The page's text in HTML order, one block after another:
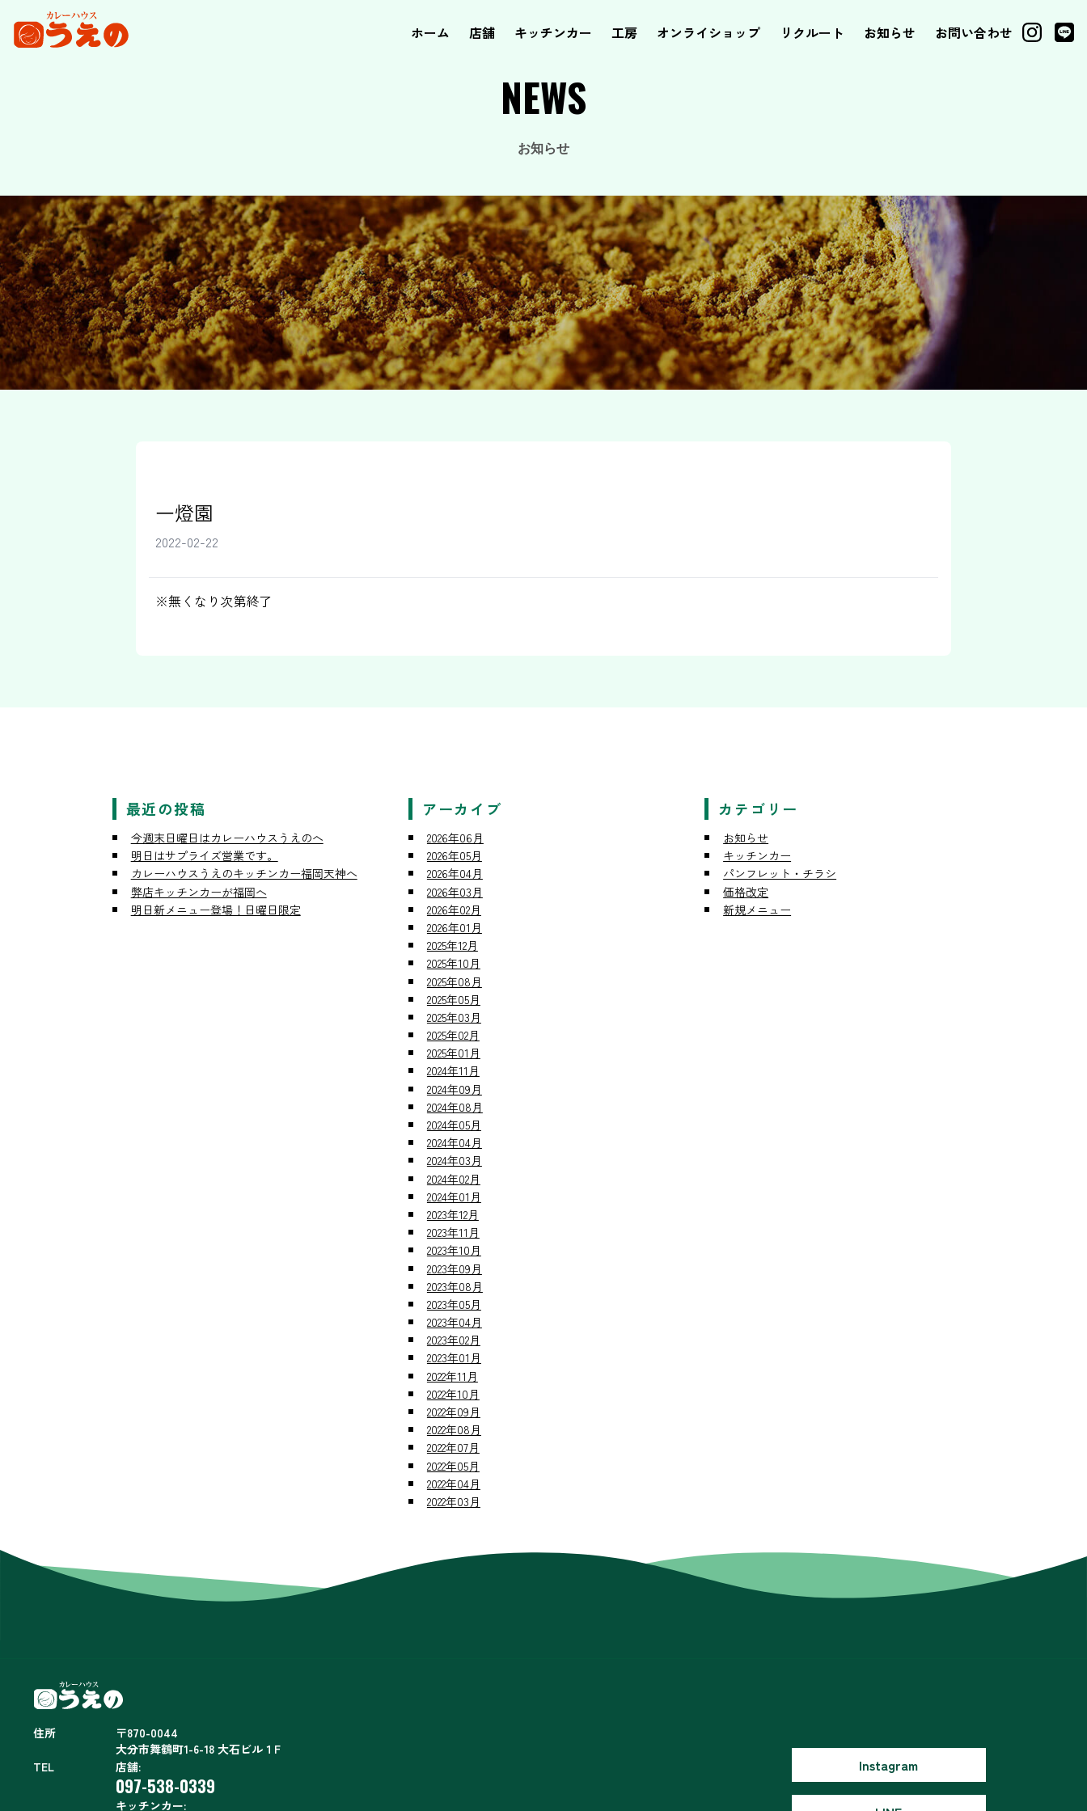
ホーム 店舗 キッチンカー 工房 オンライショップ リクルート お知らせ お問い合わせ
NEWS
お知らせ
一燈園
2022-02-22
※無くなり次第終了
最近の投稿
今週末日曜日はカレーハウスうえのへ
明日はサプライズ営業です。
カレーハウスうえのキッチンカー福岡天神へ
弊店キッチンカーが福岡へ
明日新メニュー登場！日曜日限定
アーカイブ
2026年06月
2026年05月
2026年04月
2026年03月
2026年02月
2026年01月
2025年12月
2025年10月
2025年08月
2025年05月
2025年03月
2025年02月
2025年01月
2024年11月
2024年09月
2024年08月
2024年05月
2024年04月
2024年03月
2024年02月
2024年01月
2023年12月
2023年11月
2023年10月
2023年09月
2023年08月
2023年05月
2023年04月
2023年02月
2023年01月
2022年11月
2022年10月
2022年09月
2022年08月
2022年07月
2022年05月
2022年04月
2022年03月
カテゴリー
お知らせ
キッチンカー
パンフレット・チラシ
価格改定
新規メニュー
住所
〒870-0044
大分市舞鶴町1-6-18 大石ビル１F
TEL
店舗:
097-538-0339
キッチンカー:
Instagram